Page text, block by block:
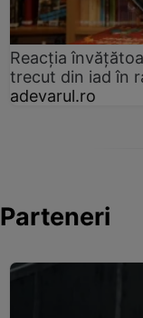
Reacția
trecut din iad în
adevarul.ro
Parteneri